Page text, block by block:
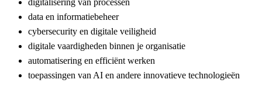
digitalisering van processen
data en informatiebeheer
cybersecurity en digitale veiligheid
digitale vaardigheden binnen je organisatie
automatisering en efficiënt werken
toepassingen van AI en andere innovatieve technologieën